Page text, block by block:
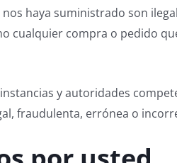
haya suministrado son
cualquier compra o pedido
y autoridades
fraudulenta, errónea o